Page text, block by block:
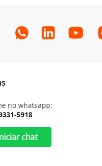
no whatsapp:
5918
chat